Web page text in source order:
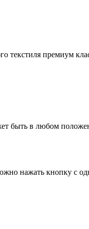
текстиля премиум
быть в любом
нажать кнопку с